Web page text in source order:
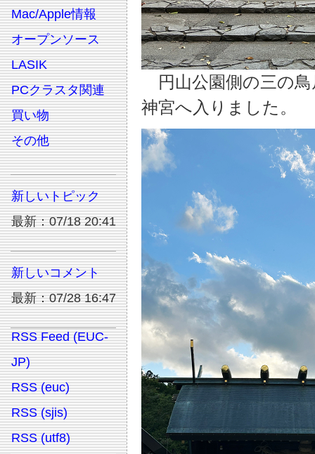
Mac/Apple情報
オープンソース
LASIK
PCクラスタ関連
買い物
その他
新しいトピック
最新：07/18 20:41
新しいコメント
最新：07/28 16:47
RSS Feed (EUC-
JP)
RSS (euc)
RSS (sjis)
RSS (utf8)
円山公園側の三の
神宮へ入りました。